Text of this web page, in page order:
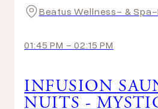
Beatus Wellness- &
01:45 PM -02:15 PM
INFUSION
NUITS -